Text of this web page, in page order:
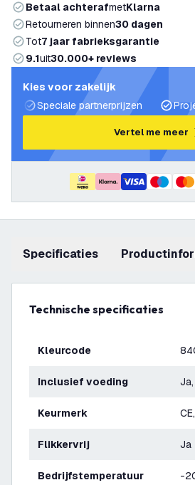
Betaal achterafmetKlarna
Retourneren binnen30 dagen
Tot7 jaar fabrieksgarantie
9.1uit30.000+ reviews
Kies voor zakelijk
Speciale partnerprijzen
Vertel me meer
Specificaties
Technische specificaties
Kleurcode
Inclusief voeding
Keurmerk
Flikkervrij Ja
Bedrijfstemperatuur -